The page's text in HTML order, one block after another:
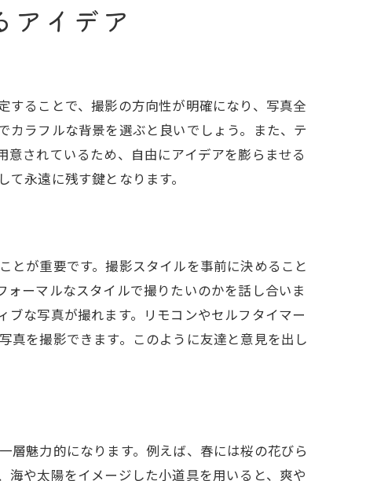
訣
アイデア
ることで、撮影の方向性が明確になり、写真全
ラフルな背景を選ぶと良いでしょう。また、テ
されているため、自由にアイデアを膨らませる
永遠に残す鍵となります。
が重要です。撮影スタイルを事前に決めること
ーマルなスタイルで撮りたいのかを話し合いま
な写真が撮れます。リモコンやセルフタイマー
真を撮影できます。このように友達と意見を出し
魅力的になります。例えば、春には桜の花びら
や太陽をイメージした小道具を用いると、爽や